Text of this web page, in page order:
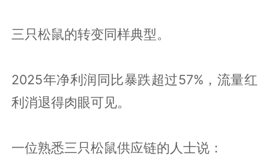
三只松鼠的转变同样典型。
2025年净利润同比暴跌超过57%，流量红
利消退得肉眼可见。
一位熟悉三只松鼠供应链的人士说：